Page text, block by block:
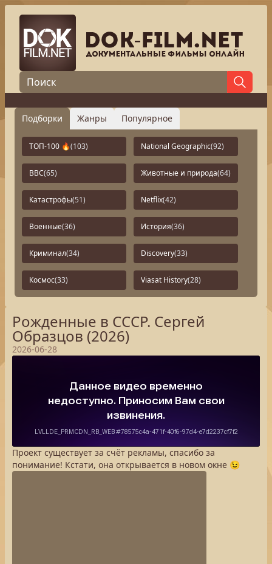
Подборки Жанры Популярное
ТОП-100 🔥(103) National Geographic(92)
BBC(65) Животные и природа(64)
Катастрофы(51) Netflix(42)
Военные(36) История(36)
Криминал(34) Discovery(33)
Космос(33) Viasat History(28)
Рожденные в СССР. Сергей
Образцов (2026)
2026-06-28
Проект существует за счёт рекламы, спасибо за
понимание! Кстати, она открывается в новом окне 😉